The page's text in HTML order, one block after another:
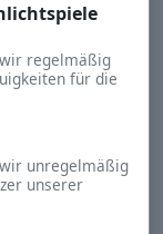
regelmäßig
für die
unregelmäßig
unserer